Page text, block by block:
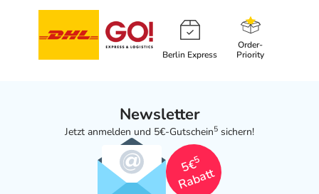
Berlin Express
Order-
Priority
Newsletter
Jetzt anmelden und 5€-Gutschein5 sichern!
5€
5
Rabatt